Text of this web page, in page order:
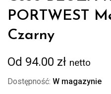
PORTWEST
Czarny
Od 94.00 zł netto
Dostępność: W magazynie